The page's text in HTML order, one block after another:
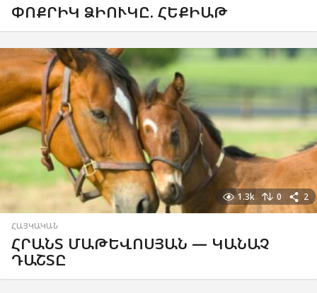
ՓՈՔՐԻԿ ՁԻՈՒԿԸ. ՀԵՔԻԱԹ
1.3k 0 2
ՀԱՅԿԱԿԱՆ
ՀՐԱՆՏ ՄԱԹԵՎՈՍՅԱՆ — ԿԱՆԱՉ
ԴԱՇՏԸ